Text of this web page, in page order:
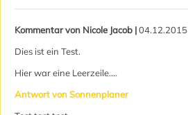
Kommentar von Nicole Jacob |04.12.2015
Dies ist ein Test.
Hier war eine Leerzeile....
Antwort von Sonnenplaner